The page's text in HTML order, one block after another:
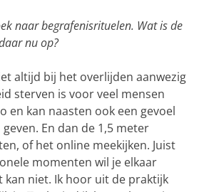
naar begrafenisrituelen. Wat is de
nu op?
altijd bij het overlijden aanwezig
sterven is voor veel mensen
en kan naasten ook een gevoel
En dan de 1,5 meter
of het online meekijken. Juist
momenten wil je elkaar
kan niet. Ik hoor uit de praktijk